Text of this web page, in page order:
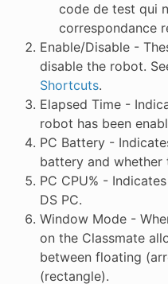
code de test qui
correspondance
Enable/Disable -
disable the robot.
Shortcuts.
Elapsed Time -
robot has been
PC Battery -
battery and whether
PC CPU% -
DS PC.
Window Mode -
on the Classmate
between floating
(rectangle).